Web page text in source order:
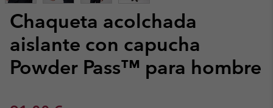
Chaqueta acolchada
aislante con capucha
Powder Pass™ para hombre